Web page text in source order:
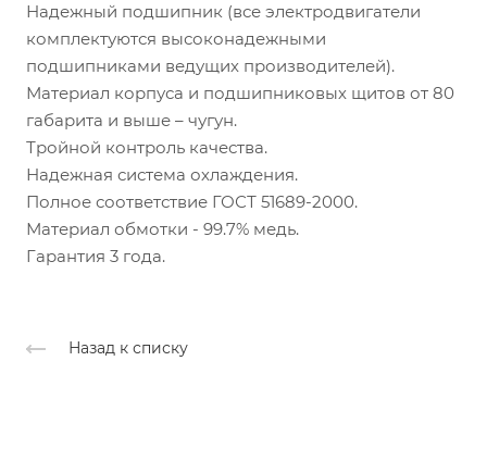
Надежный подшипник (все электродвигатели
комплектуются высоконадежными
подшипниками ведущих производителей).
Материал корпуса и подшипниковых щитов от 80
габарита и выше – чугун.
Тройной контроль качества.
Надежная система охлаждения.
Полное соответствие ГОСТ 51689-2000.
Материал обмотки - 99.7% медь.
Гарантия 3 года.
Назад к списку